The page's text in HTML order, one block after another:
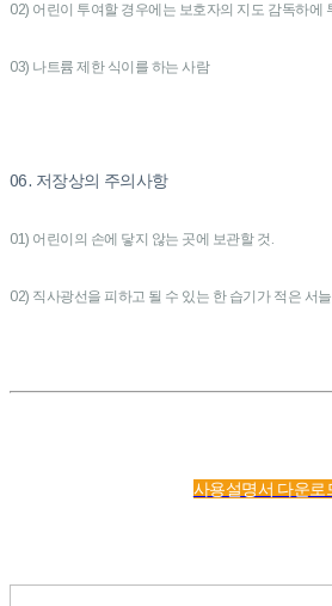
02) 어린이 투여할 경우에는 보호자의 지도 감독하에
03) 나트륨 제한 식이를 하는 사람
06. 저장상의 주의사항
01) 어린이의 손에 닿지 않는 곳에 보관할 것.
02) 직사광선을 피하고 될 수 있는 한 습기가 적은 서
사용설명서 다운로